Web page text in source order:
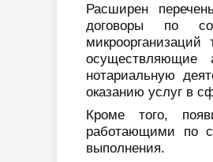
Расширен
договоры по
осуществляющие
нотариальную
оказанию услуг в
Кроме того,
работающими по
выполнения.